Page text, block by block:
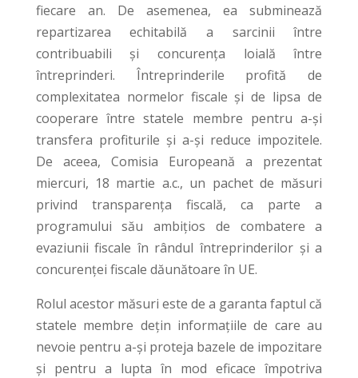
fiecare an. De asemenea, ea subminează
repartizarea echitabilă a sarcinii între
contribuabili și concurența loială între
întreprinderi. Întreprinderile profită de
complexitatea normelor fiscale și de lipsa de
cooperare între statele membre pentru a-și
transfera profiturile și a-și reduce impozitele.
De aceea, Comisia Europeană a prezentat
miercuri, 18 martie a.c., un pachet de măsuri
privind transparența fiscală, ca parte a
programului său ambițios de combatere a
evaziunii fiscale în rândul întreprinderilor și a
concurenței fiscale dăunătoare în UE.
Rolul acestor măsuri este de a garanta faptul că
statele membre dețin informațiile de care au
nevoie pentru a-și proteja bazele de impozitare
și pentru a lupta în mod eficace împotriva